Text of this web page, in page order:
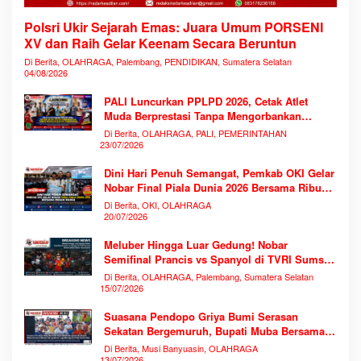
Polsri Ukir Sejarah Emas: Juara Umum PORSENI
XV dan Raih Gelar Keenam Secara Beruntun
Di Berita, OLAHRAGA, Palembang, PENDIDIKAN, Sumatera Selatan
04/08/2026
PALI Luncurkan PPLPD 2026, Cetak Atlet
Muda Berprestasi Tanpa Mengorbankan
Pendidikan
Di Berita, OLAHRAGA, PALI, PEMERINTAHAN
23/07/2026
Dini Hari Penuh Semangat, Pemkab OKI Gelar
Nobar Final Piala Dunia 2026 Bersama Ribuan
Warga
Di Berita, OKI, OLAHRAGA
20/07/2026
Meluber Hingga Luar Gedung! Nobar
Semifinal Prancis vs Spanyol di TVRI Sumsel
Memecahkan Rekor Antusiasme
Di Berita, OLAHRAGA, Palembang, Sumatera Selatan
15/07/2026
Suasana Pendopo Griya Bumi Serasan
Sekatan Bergemuruh, Bupati Muba Bersama
Ribuan Warga Nobar Laga Bersejarah Piala
Di Berita, Musi Banyuasin, OLAHRAGA